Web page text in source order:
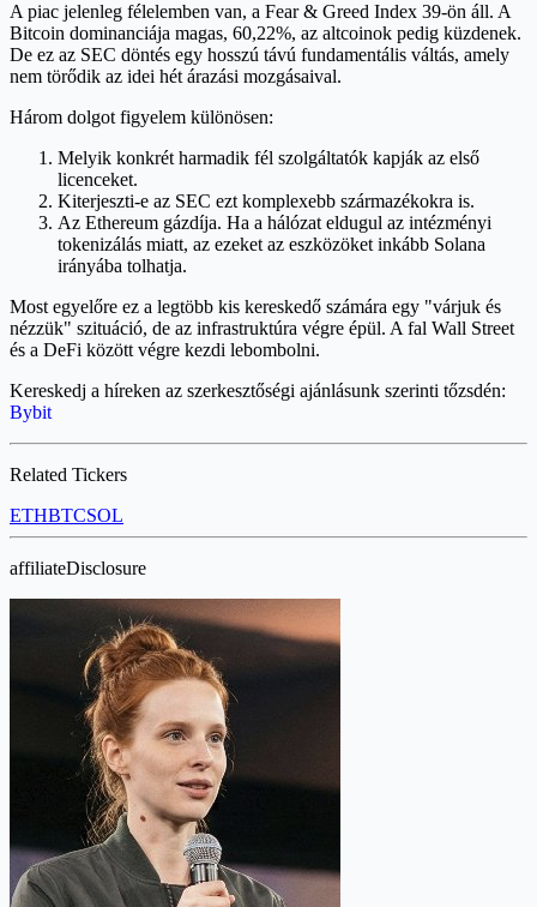
A piac jelenleg félelemben van, a Fear & Greed Index 39-ön áll. A
Bitcoin dominanciája magas, 60,22%, az altcoinok pedig küzdenek.
De ez az SEC döntés egy hosszú távú fundamentális váltás, amely
nem törődik az idei hét árazási mozgásaival.
Három dolgot figyelem különösen:
Melyik konkrét harmadik fél szolgáltatók kapják az első
licenceket.
Kiterjeszti-e az SEC ezt komplexebb származékokra is.
Az Ethereum gázdíja. Ha a hálózat eldugul az intézményi
tokenizálás miatt, az ezeket az eszközöket inkább Solana
irányába tolhatja.
Most egyelőre ez a legtöbb kis kereskedő számára egy "várjuk és
nézzük" szituáció, de az infrastruktúra végre épül. A fal Wall Street
és a DeFi között végre kezdi lebombolni.
Kereskedj a híreken az szerkesztőségi ajánlásunk szerinti tőzsdén:
Bybit
Related Tickers
ETHBTCSOL
affiliateDisclosure